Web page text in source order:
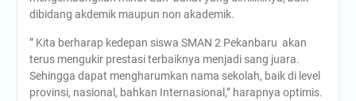
dibidang akdemik maupun non akademik.
” Kita berharap kedepan siswa SMAN 2 Pekanbaru akan
terus mengukir prestasi terbaiknya menjadi sang juara.
Sehingga dapat mengharumkan nama sekolah, baik di level
provinsi, nasional, bahkan Internasional,” harapnya optimis.